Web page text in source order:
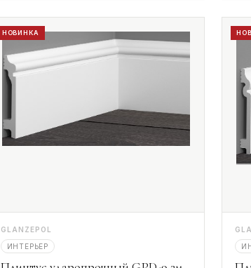
НОВИНКА
GLANZEPOL
ИНТЕРЬЕР